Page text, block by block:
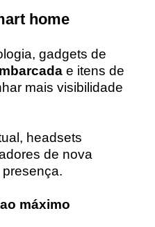
home
gadgets de
e itens de
mais visibilidade
headsets
de nova
máximo